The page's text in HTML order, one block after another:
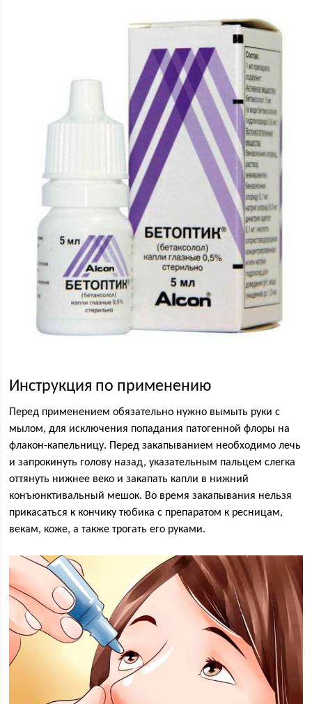
Инструкция по применению
Перед применением обязательно нужно вымыть руки с
мылом, для исключения попадания патогенной флоры на
флакон-капельницу. Перед закапыванием необходимо лечь
и запрокинуть голову назад, указательным пальцем слегка
оттянуть нижнее веко и закапать капли в нижний
конъюнктивальный мешок. Во время закапывания нельзя
прикасаться к кончику тюбика с препаратом к ресницам,
векам, коже, а также трогать его руками.